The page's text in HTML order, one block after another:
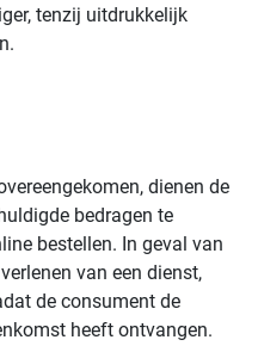
tenzij uitdrukkelijk
dienen de
bedragen te
bestellen. In geval van
van een dienst,
de consument de
heeft ontvangen.